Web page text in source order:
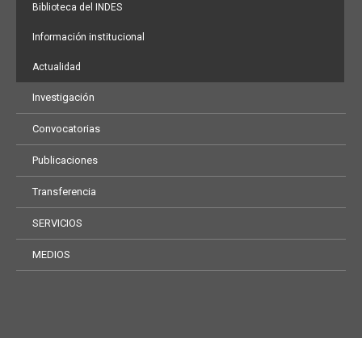
Biblioteca del INDES
Información institucional
Actualidad
Investigación
Convocatorias
Publicaciones
Transferencia
SERVICIOS
MEDIOS